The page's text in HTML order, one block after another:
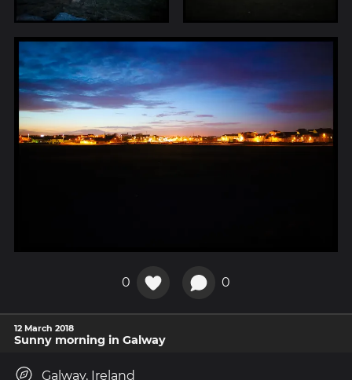
0 0
12 March 2018
Sunny morning in Galway
Galway, Ireland